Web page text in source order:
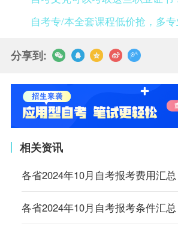
自考专/本全套课程低价抢，多
分享到:
相关资讯
各省2024年10月自考报考费用汇总
各省2024年10月自考报考条件汇总